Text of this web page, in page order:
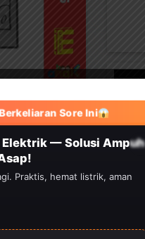
Sore Ini
Elektrik — Solusi Ampuh
Praktis, hemat listrik, aman